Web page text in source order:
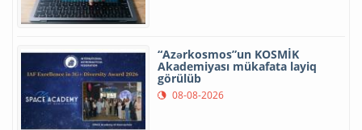
“Azərkosmos”un KOSMİK
Akademiyası mükafata layiq
görülüb
08-08-2026